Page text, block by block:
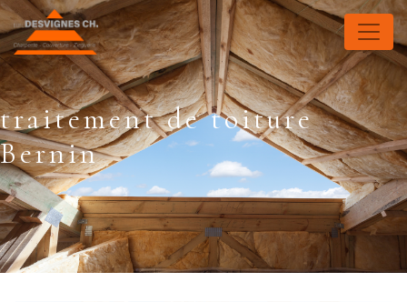
Panneau de gestion des cookies
traitement de toiture
Bernin